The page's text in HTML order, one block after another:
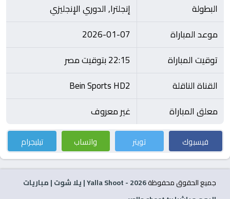
البطولة
إنجلترا, الدوري الإنجليزي
موعد المباراة
2026-01-07
توقيت المباراة
22:15 بتوقيت مصر
القناة الناقلة
Bein Sports HD2
معلق المباراة
غير معروف
فيسبوك تويتر واتساب تيليجرام
جميع الحقوق محفوظة2026
- Yalla Shoot | يلا شوت | مباريات